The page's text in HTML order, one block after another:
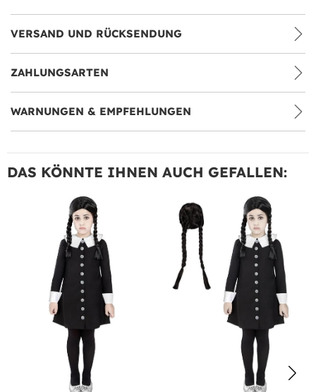
VERSAND UND RÜCKSENDUNG
ZAHLUNGSARTEN
WARNUNGEN & EMPFEHLUNGEN
DAS KÖNNTE IHNEN AUCH GEFALLEN: